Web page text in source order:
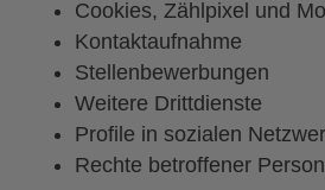
Cookies, Zählpixel und
Kontaktaufnahme
Stellenbewerbungen
Weitere Drittdienste
Profile in sozialen
Rechte betroffener